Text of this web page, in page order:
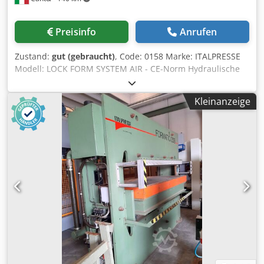
werden: -Vergrößerung der Abmessungen des
Arbeitsbereichs, -demonstrative Temperaturmessung der
Rahmens -Materialkühlung, -Mobiles Bedienfeld, -
Anpassung zum Arbeiten mit einer Folienrolle, -
Reduzierrahmen zur Verengung des Arbeitsbereichs. Wir
produzieren Vakuummaschinen. Weitere Informationen
finden Sie auf unserer Website. Wir versenden weltweit.
Preisinfo Anrufen
Zustand: gut (gebraucht), Code: 0158 Marke: ITALPRESSE
Modell: LOCK FORM SYSTEM AIR - CE-Norm Hydraulische
Luftmembranpresse mit Be- und Entladung - CE Standard
3-D-Laminierung von Furnier auf einer Seite auf Platten,
die auf einer Seite geformt oder profiliert und auf der
anderen Seite flach sind, um Schranktürerhöhungen,
Schubladenfronten, Schreibtischplatten, Tischplatten,
Küchenplatten, etc. herzustellen. 3-D-Laminierung von
Kunststofffolien (PVC, PPE, ABS, Transferfolie) auf Platten,
die auf einer Seite geformt oder profiliert sind, zur
Herstellung von: Schranktüren, Schubladenfronten,
Schreibtischplatten, Tischplatten, Küchenplatten,
Ladenbauelementen, Zimmertüren usw. Abmessungen der
Aufspannplatte mm 2650 x 1250 Werkstückhöhe mm 55
Manometer zur Druckkontrolle Dwjdpfx Aspvk Diekvja
Automatische Druckrückstellung Zeitschaltuhr zum Öffnen
Kleinanzeige